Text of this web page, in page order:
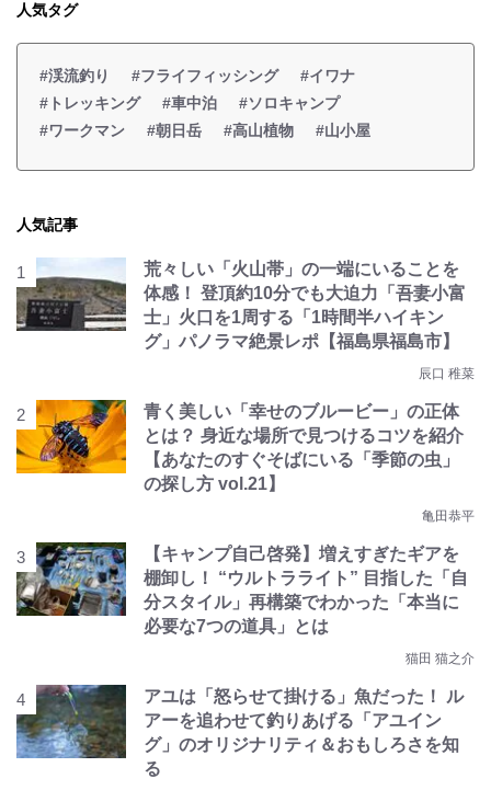
人気タグ
#渓流釣り #フライフィッシング
#イワナ
#トレッキング
#車中泊
#ソロキャンプ
#ワークマン
#朝日岳 #高山植物 #山小屋
人気記事
荒々しい「火山帯」の一端にいることを
体感！ 登頂約10分でも大迫力「吾妻小富
士」火口を1周する「1時間半ハイキン
グ」パノラマ絶景レポ【福島県福島市】
辰口 稚菜
青く美しい「幸せのブルービー」の正体
とは？ 身近な場所で見つけるコツを紹介
【あなたのすぐそばにいる「季節の虫」
の探し方 vol.21】
亀田恭平
【キャンプ自己啓発】増えすぎたギアを
棚卸し！ “ウルトラライト” 目指した「自
分スタイル」再構築でわかった「本当に
必要な7つの道具」とは
猫田 猫之介
アユは「怒らせて掛ける」魚だった！ ル
アーを追わせて釣りあげる「アユイン
グ」のオリジナリティ＆おもしろさを知
る